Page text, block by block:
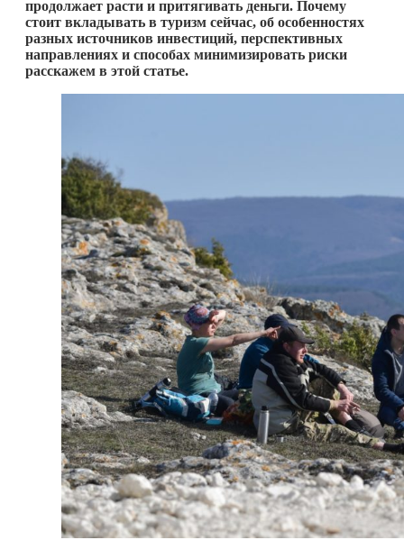
продолжает расти и притягивать деньги. Почему
стоит вкладывать в туризм сейчас, об особенностях
разных источников инвестиций, перспективных
направлениях и способах минимизировать риски
расскажем в этой статье.